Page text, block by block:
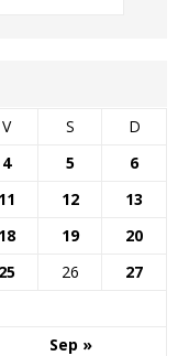
V S D
Sep »
4 5
6
11 12
13
18 19
20
25 26
27